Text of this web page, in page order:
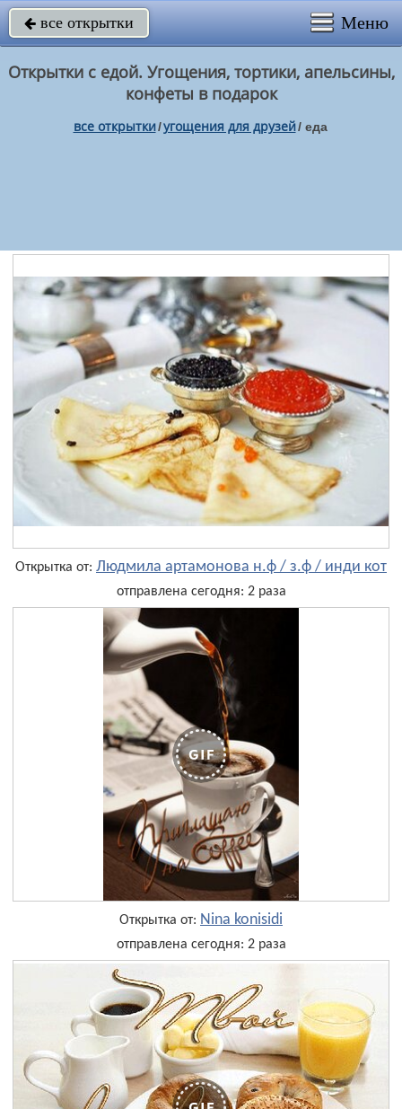
 все открытки Меню
Открытки с едой. Угощения, тортики, апельсины,
конфеты в подарок
все открытки/угощения для друзей/ еда
Открытка от: Людмила артамонова н.ф / з.ф / инди кот
отправлена сегодня: 2 раза
Открытка от: Nina konisidi
отправлена сегодня: 2 раза